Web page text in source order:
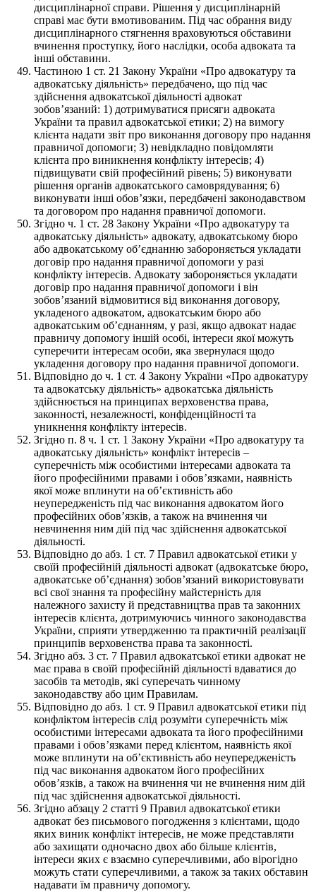
дисциплінарної справи. Рішення у дисциплінарній
справі має бути вмотивованим. Під час обрання виду
дисциплінарного стягнення враховуються обставини
вчинення проступку, його наслідки, особа адвоката та
інші обставини.
Частиною 1 ст. 21 Закону України «Про адвокатуру та
адвокатську діяльність» передбачено, що під час
здійснення адвокатської діяльності адвокат
зобов’язаний: 1) дотримуватися присяги адвоката
України та правил адвокатської етики; 2) на вимогу
клієнта надати звіт про виконання договору про надання
правничої допомоги; 3) невідкладно повідомляти
клієнта про виникнення конфлікту інтересів; 4)
підвищувати свій професійний рівень; 5) виконувати
рішення органів адвокатського самоврядування; 6)
виконувати інші обов’язки, передбачені законодавством
та договором про надання правничої допомоги.
Згідно ч. 1 ст. 28 Закону України «Про адвокатуру та
адвокатську діяльність» адвокату, адвокатському бюро
або адвокатському об’єднанню забороняється укладати
договір про надання правничої допомоги у разі
конфлікту інтересів. Адвокату забороняється укладати
договір про надання правничої допомоги і він
зобов’язаний відмовитися від виконання договору,
укладеного адвокатом, адвокатським бюро або
адвокатським об’єднанням, у разі, якщо адвокат надає
правничу допомогу іншій особі, інтереси якої можуть
суперечити інтересам особи, яка звернулася щодо
укладення договору про надання правничої допомоги.
Відповідно до ч. 1 ст. 4 Закону України «Про адвокатуру
та адвокатську діяльність» адвокатська діяльність
здійснюється на принципах верховенства права,
законності, незалежності, конфіденційності та
уникнення конфлікту інтересів.
Згідно п. 8 ч. 1 ст. 1 Закону України «Про адвокатуру та
адвокатську діяльність» конфлікт інтересів –
суперечність між особистими інтересами адвоката та
його професійними правами і обов’язками, наявність
якої може вплинути на об’єктивність або
неупередженість під час виконання адвокатом його
професійних обов’язків, а також на вчинення чи
невчинення ним дій під час здійснення адвокатської
діяльності.
Відповідно до абз. 1 ст. 7 Правил адвокатської етики у
своїй професійній діяльності адвокат (адвокатське бюро,
адвокатське об’єднання) зобов’язаний використовувати
всі свої знання та професійну майстерність для
належного захисту й представництва прав та законних
інтересів клієнта, дотримуючись чинного законодавства
України, сприяти утвердженню та практичній реалізації
принципів верховенства права та законності.
Згідно абз. 3 ст. 7 Правил адвокатської етики адвокат не
має права в своїй професійній діяльності вдаватися до
засобів та методів, які суперечать чинному
законодавству або цим Правилам.
Відповідно до абз. 1 ст. 9 Правил адвокатської етики під
конфліктом інтересів слід розуміти суперечність між
особистими інтересами адвоката та його професійними
правами і обов’язками перед клієнтом, наявність якої
може вплинути на об’єктивність або неупередженість
під час виконання адвокатом його професійних
обов’язків, а також на вчинення чи не вчинення ним дій
під час здійснення адвокатської діяльності.
Згідно абзацу 2 статті 9 Правил адвокатської етики
адвокат без письмового погодження з клієнтами, щодо
яких виник конфлікт інтересів, не може представляти
або захищати одночасно двох або більше клієнтів,
інтереси яких є взаємно суперечливими, або вірогідно
можуть стати суперечливими, а також за таких обставин
надавати їм правничу допомогу.